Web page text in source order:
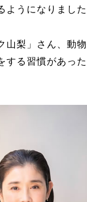
うになりました
梨」さん、動
る習慣があっ